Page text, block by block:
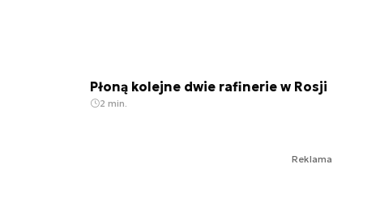
Płoną kolejne dwie rafinerie w Rosji
2 min.
Reklama